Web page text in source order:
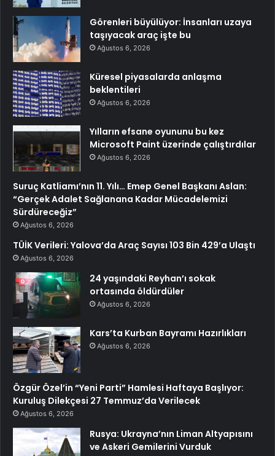
Görenleri büyülüyor: İnsanları uzaya
taşıyacak araç işte bu
Ağustos 6, 2026
Küresel piyasalarda anlaşma
beklentileri
Ağustos 6, 2026
Yılların efsane oyununu bu kez
Microsoft Paint üzerinde çalıştırdılar
Ağustos 6, 2026
Suruç Katliamı’nın 11. Yılı… Emep Genel Başkanı Aslan:
“Gerçek Adalet Sağlanana Kadar Mücadelemizi
Sürdüreceğiz”
Ağustos 6, 2026
TÜİK Verileri: Yalova’da Araç Sayısı 103 Bin 429’a Ulaştı
Ağustos 6, 2026
24 yaşındaki Reyhan’ı sokak
ortasında öldürdüler
Ağustos 6, 2026
Kars’ta Kurban Bayramı Hazırlıkları
Ağustos 6, 2026
Özgür Özel’in “Yeni Parti” Hamlesi Haftaya Başlıyor:
Kuruluş Dilekçesi 27 Temmuz’da Verilecek
Ağustos 6, 2026
Rusya: Ukrayna’nın Liman Altyapısını
ve Askeri Gemilerini Vurduk